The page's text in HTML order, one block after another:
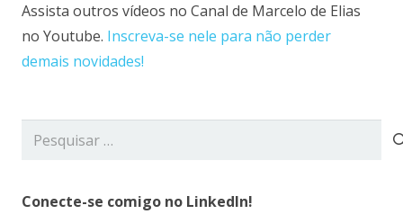
Assista outros vídeos no Canal de Marcelo de Elias
no Youtube. Inscreva-se nele para não perder
demais novidades!
Pesquisar
Conecte-se comigo no LinkedIn!